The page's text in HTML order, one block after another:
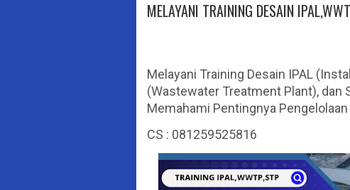
MELAYANI TRAINING DESAIN
Melayani Training Desain IPAL
(Wastewater Treatment Plant), dan
Memahami Pentingnya
CS : 081259525816